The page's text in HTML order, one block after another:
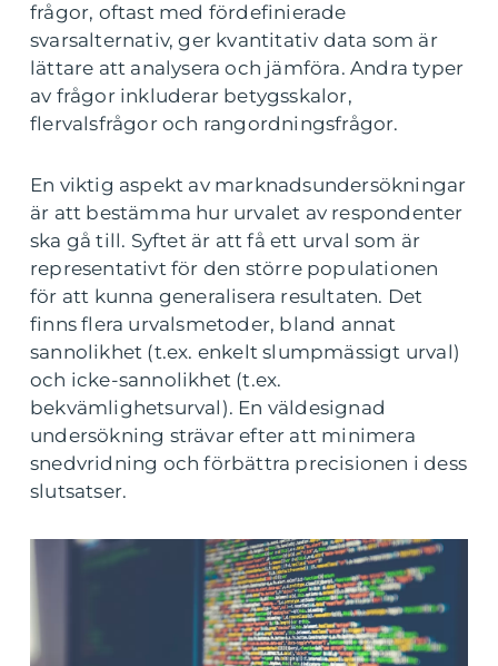
frågor, oftast med fördefinierade
svarsalternativ, ger kvantitativ data som är
lättare att analysera och jämföra. Andra typer
av frågor inkluderar betygsskalor,
flervalsfrågor och rangordningsfrågor.
En viktig aspekt av marknadsundersökningar
är att bestämma hur urvalet av respondenter
ska gå till. Syftet är att få ett urval som är
representativt för den större populationen
för att kunna generalisera resultaten. Det
finns flera urvalsmetoder, bland annat
sannolikhet (t.ex. enkelt slumpmässigt urval)
och icke-sannolikhet (t.ex.
bekvämlighetsurval). En väldesignad
undersökning strävar efter att minimera
snedvridning och förbättra precisionen i dess
slutsatser.